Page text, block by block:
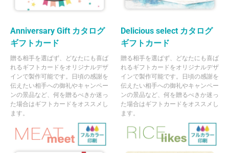
Anniversary Gift カタログ
ギフトカード
贈る相手を選ばず、どなたにも喜ば
れるギフトカードをオリジナルデザ
インで製作可能です。日頃の感謝を
伝えたい相手への御礼やキャンペー
ンの景品など、何を贈るべきか迷っ
た場合はギフトカードをオススメし
ます。
Delicious select カタログ
ギフトカード
贈る相手を選ばず、どなたにも喜ば
れるギフトカードをオリジナルデザ
インで製作可能です。日頃の感謝を
伝えたい相手への御礼やキャンペー
ンの景品など、何を贈るべきか迷っ
た場合はギフトカードをオススメし
ます。